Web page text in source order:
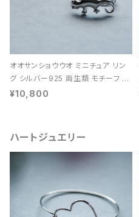
オオサンショウウオ ミニチュア リン
グ シルバー925 両生類 モチーフ レ
ディース ユニセックス
¥10,800
ハートジュエリー